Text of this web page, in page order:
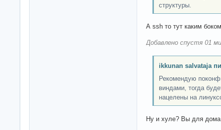
структуры.
А ssh то тут каким
Добавлено спустя 01
ikkunan salvataja
Рекомендую
виндами, тогда
нацелены на
Ну и хуле? Вы для дома